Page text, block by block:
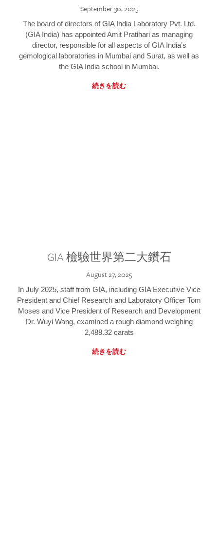
September 30, 2025
The board of directors of GIA India Laboratory Pvt. Ltd.
(GIA India) has appointed Amit Pratihari as managing
director, responsible for all aspects of GIA India’s
gemological laboratories in Mumbai and Surat, as well as
the GIA India school in Mumbai.
続きを読む
GIA 檢驗世界第二大鑽石
August 27, 2025
In July 2025, staff from GIA, including GIA Executive Vice
President and Chief Research and Laboratory Officer Tom
Moses and Vice President of Research and Development
Dr. Wuyi Wang, examined a rough diamond weighing
2,488.32 carats
続きを読む